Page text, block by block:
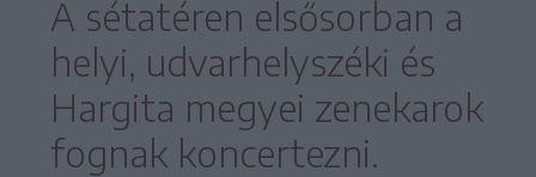
A sétatéren elsősorban a
helyi, udvarhelyszéki és
Hargita megyei zenekarok
fognak koncertezni.